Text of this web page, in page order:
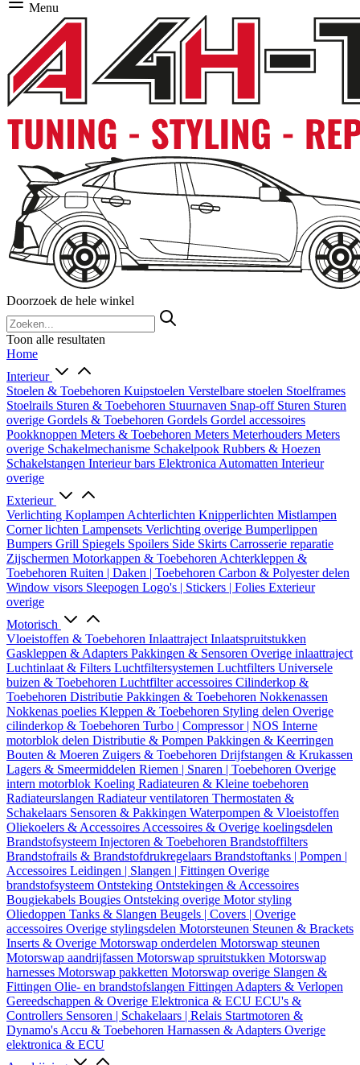
Menu
Doorzoek de hele winkel
Toon alle resultaten
Home
Interieur
Stoelen & Toebehoren Kuipstoelen Verstelbare stoelen Stoelframes
Stoelrails Sturen & Toebehoren Stuurnaven Snap-off Sturen Sturen
overige Gordels & Toebehoren Gordels Gordel accessoires
Pookknoppen Meters & Toebehoren Meters Meterhouders Meters
overige Schakelmechanisme Schakelpook Rubbers & Hoezen
Schakelstangen Interieur bars Elektronica Automatten Interieur
overige
Exterieur
Verlichting Koplampen Achterlichten Knipperlichten Mistlampen
Corner lichten Lampensets Verlichting overige Bumperlippen
Bumpers Grill Spiegels Spoilers Side Skirts Carrosserie reparatie
Zijschermen Motorkappen & Toebehoren Achterkleppen &
Toebehoren Ruiten | Daken | Toebehoren Carbon & Polyester delen
Window visors Sleepogen Logo's | Stickers | Folies Exterieur
overige
Motorisch
Vloeistoffen & Toebehoren Inlaattraject Inlaatspruitstukken
Gaskleppen & Adapters Pakkingen & Sensoren Overige inlaattraject
Luchtinlaat & Filters Luchtfiltersystemen Luchtfilters Universele
buizen & Toebehoren Luchtfilter accessoires Cilinderkop &
Toebehoren Distributie Pakkingen & Toebehoren Nokkenassen
Nokkenas poelies Kleppen & Toebehoren Styling delen Overige
cilinderkop & Toebehoren Turbo | Compressor | NOS Interne
motorblok delen Distributie & Pompen Pakkingen & Keerringen
Bouten & Moeren Zuigers & Toebehoren Drijfstangen & Krukassen
Lagers & Smeermiddelen Riemen | Snaren | Toebehoren Overige
intern motorblok Koeling Radiateuren & Kleine toebehoren
Radiateurslangen Radiateur ventilatoren Thermostaten &
Schakelaars Sensoren & Pakkingen Waterpompen & Vloeistoffen
Oliekoelers & Accessoires Accessoires & Overige koelingsdelen
Brandstofsysteem Injectoren & Toebehoren Brandstoffilters
Brandstofrails & Brandstofdrukregelaars Brandstoftanks | Pompen |
Accessoires Leidingen | Slangen | Fittingen Overige
brandstofsysteem Ontsteking Ontstekingen & Accessoires
Bougiekabels Bougies Ontsteking overige Motor styling
Oliedoppen Tanks & Slangen Beugels | Covers | Overige
accessoires Overige stylingsdelen Motorsteunen Steunen & Brackets
Inserts & Overige Motorswap onderdelen Motorswap steunen
Motorswap aandrijfassen Motorswap spruitstukken Motorswap
harnesses Motorswap pakketten Motorswap overige Slangen &
Fittingen Olie- en brandstofslangen Fittingen Adapters & Verlopen
Gereedschappen & Overige Elektronica & ECU ECU's &
Controllers Sensoren | Schakelaars | Relais Startmotoren &
Dynamo's Accu & Toebehoren Harnassen & Adapters Overige
elektronica & ECU